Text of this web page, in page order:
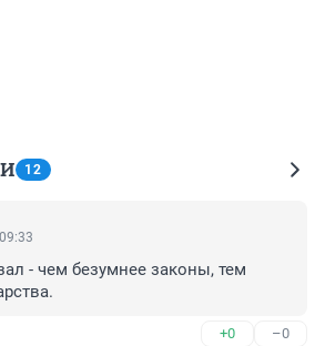
12
- чем безумнее законы, тем
+0 –0